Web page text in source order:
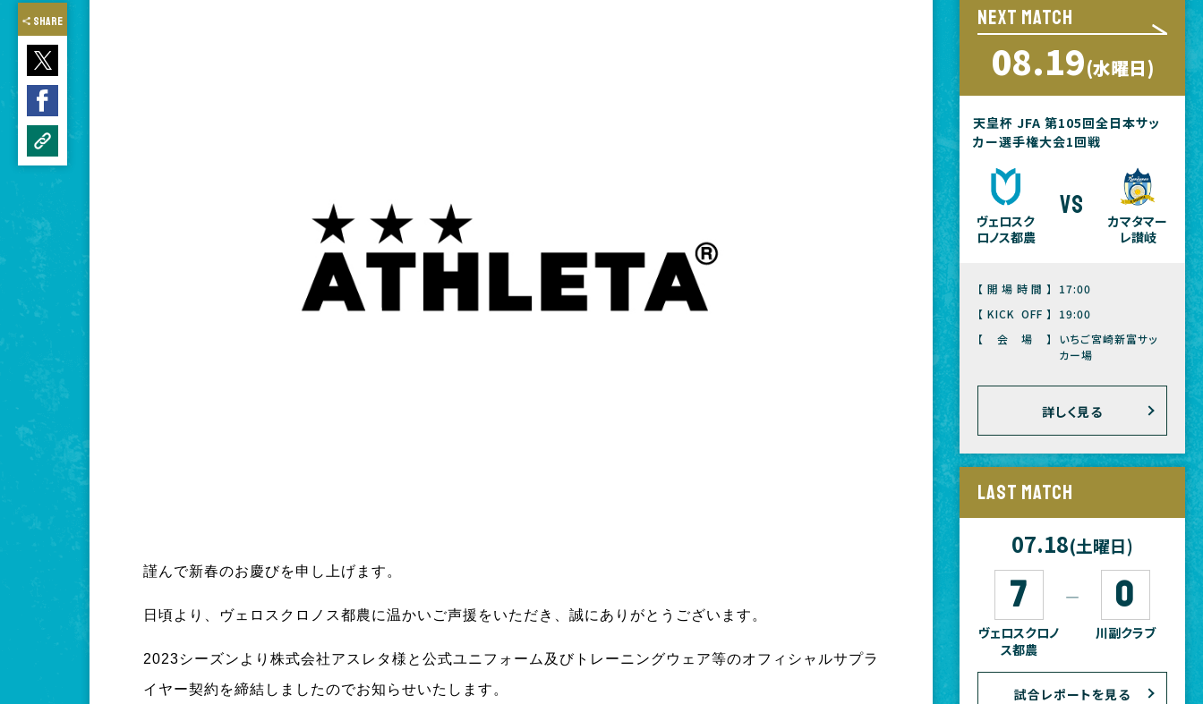
SHARE
謹んで新春のお慶びを申し上げます。
日頃より、ヴェロスクロノス都農に温かいご声援をいただき、誠にありがとうございます。
2023シーズンより株式会社アスレタ様と公式ユニフォーム及びトレーニングウェア等のオフィシャルサプラ
イヤー契約を締結しましたのでお知らせいたします。
NEXT MATCH
08.19(水曜日)
天皇杯 JFA 第105回全日本サッ
カー選手権大会1回戦
ヴェロスク
ロノス都農
vs
カマタマー
レ讃岐
【開場時間】
17:00
【KICK OFF】
19:00
【会場】
いちご宮崎新富サッ
カー場
詳しく見る
LAST MATCH
07.18(土曜日)
7
ヴェロスクロノ
ス都農
― 0
川副クラブ
試合レポートを見る